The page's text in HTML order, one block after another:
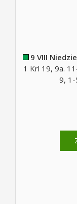
9 VIII
1 Krl 19, 9a.
9, 1-